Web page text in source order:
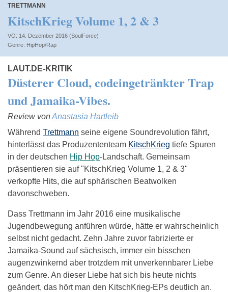
TRETTMANN
KitschKrieg Volume 1, 2 & 3
VÖ: 14. Dezember 2016 (SoulForce)
HipHop/Rap
LAUT.DE-KRITIK
Düsterer Cloud, codeingetränkter Trap
und Jamaika-Vibes.
Review vonAnastasia Hartleib
Während Trettmann seine eigene Soundrevolution fährt,
hinterlässt das Produzententeam KitschKrieg tiefe Spuren
in der deutschen Hip Hop-Landschaft. Gemeinsam
präsentieren sie auf "KitschKrieg Volume 1, 2 & 3"
verkopfte Hits, die auf sphärischen Beatwolken
davonschweben.
Dass Trettmann im Jahr 2016 eine musikalische
Jugendbewegung anführen würde, hätte er wahrscheinlich
selbst nicht gedacht. Zehn Jahre zuvor fabrizierte er
Jamaika-Sound auf sächsisch, immer ein bisschen
augenzwinkernd aber trotzdem mit unverkennbarer Liebe
zum Genre. An dieser Liebe hat sich bis heute nichts
geändert, das hört man den KitschKrieg-EPs deutlich an.